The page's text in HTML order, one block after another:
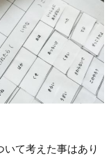
て考えた事はあり